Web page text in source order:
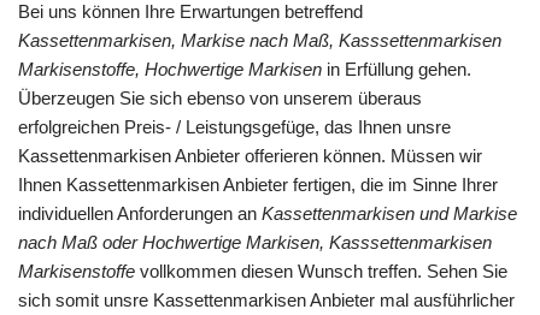
Bei uns können Ihre Erwartungen betreffend
Kassettenmarkisen, Markise nach Maß, Kasssettenmarkisen
Markisenstoffe, Hochwertige Markisen in Erfüllung gehen.
Überzeugen Sie sich ebenso von unserem überaus
erfolgreichen Preis- / Leistungsgefüge, das Ihnen unsre
Kassettenmarkisen Anbieter offerieren können. Müssen wir
Ihnen Kassettenmarkisen Anbieter fertigen, die im Sinne Ihrer
individuellen Anforderungen an Kassettenmarkisen und Markise
nach Maß oder Hochwertige Markisen, Kasssettenmarkisen
Markisenstoffe vollkommen diesen Wunsch treffen. Sehen Sie
sich somit unsre Kassettenmarkisen Anbieter mal ausführlicher